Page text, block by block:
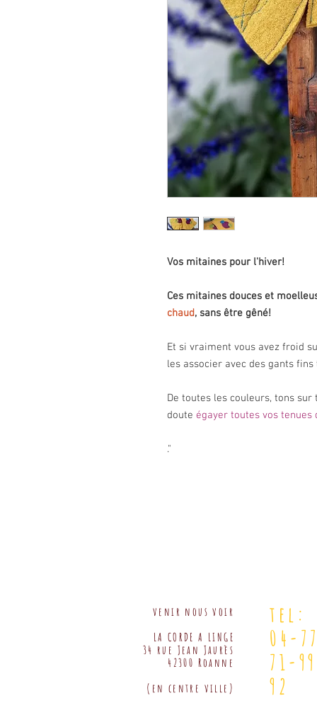
Vos mitaines pour l'hiver!
Ces mitaines douces et
chaud, sans être gêné!
Et si vraiment vous avez froid
les associer avec des gants
De toutes les couleurs, tons
doute égayer toutes vos tenues
".
venir nous voir
LA CORDE A LINGE
34 rue Jean Jaurès
42300 Roanne
(en centre ville)
tel:
04-
71-
92